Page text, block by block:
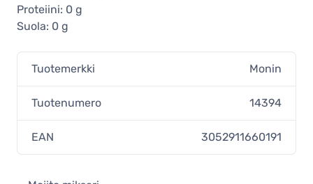
Proteiini: 0 g
Suola: 0 g
Tuotemerkki Monin
Tuotenumero 14394
EAN 3052911660191